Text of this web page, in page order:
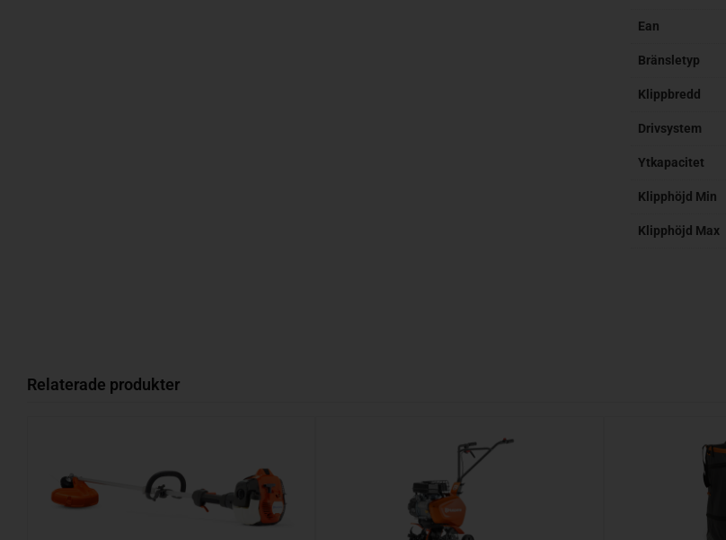
Ean
Bränsletyp
Klippbredd
Drivsystem
Ytkapacitet
Klipphöjd Min
Klipphöjd Max
Relaterade produkter